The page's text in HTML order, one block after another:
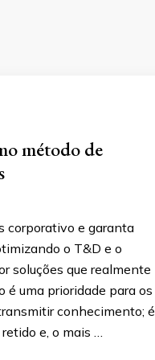
método de
corporativo e garanta
o T&D e o
soluções que realmente
uma prioridade para os
conhecimento; é
e, o mais …